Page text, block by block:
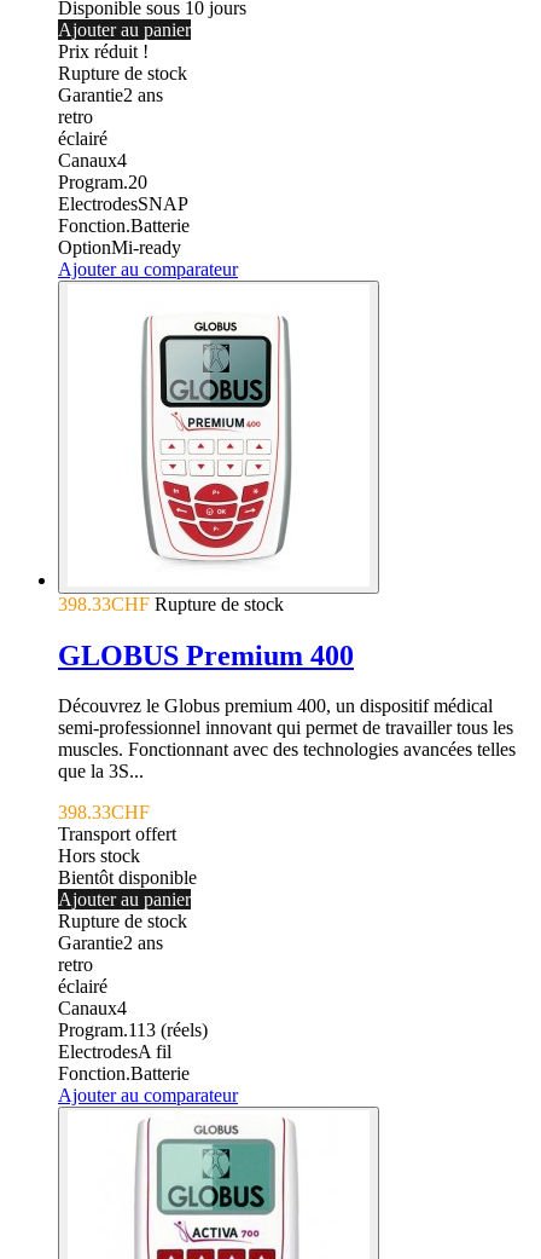
Disponible sous 10 jours
Ajouter au panier
Prix réduit !
Rupture de stock
Garantie2 ans
retro
éclairé
Canaux4
Program.20
ElectrodesSNAP
Fonction.Batterie
OptionMi-ready
Ajouter au comparateur
398.33CHF Rupture de stock
GLOBUS Premium 400
Découvrez le Globus premium 400, un dispositif médical
semi-professionnel innovant qui permet de travailler tous les
muscles. Fonctionnant avec des technologies avancées telles
que la 3S...
398.33CHF
Transport offert
Hors stock
Bientôt disponible
Ajouter au panier
Rupture de stock
Garantie2 ans
retro
éclairé
Canaux4
Program.113 (réels)
ElectrodesA fil
Fonction.Batterie
Ajouter au comparateur